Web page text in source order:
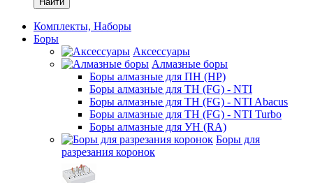
Комплекты, Наборы
Боры
Аксессуары
Алмазные боры
Боры алмазные для ПН (HP)
Боры алмазные для ТН (FG) - NTI
Боры алмазные для ТН (FG) - NTI Abacus
Боры алмазные для ТН (FG) - NTI Turbo
Боры алмазные для УН (RA)
Боры для
разрезания коронок